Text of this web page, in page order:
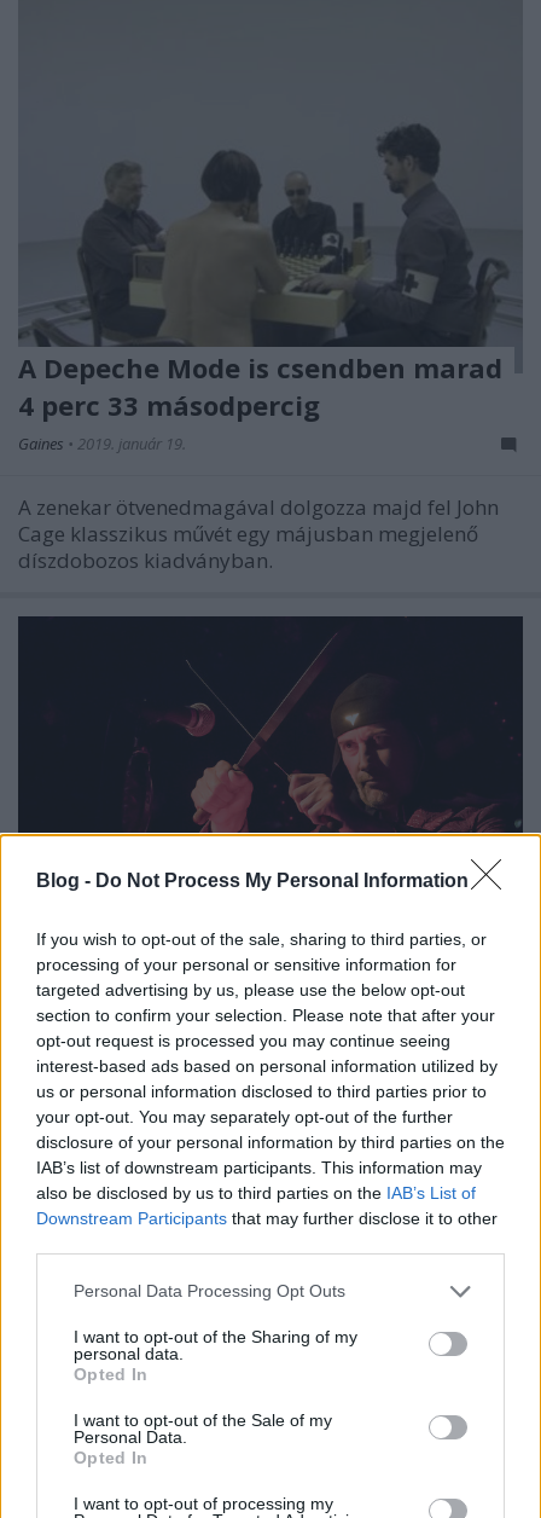
Blog - Do Not Process My Personal Information
If you wish to opt-out of the sale, sharing to third parties, or
processing of your personal or sensitive information for
targeted advertising by us, please use the below opt-out
section to confirm your selection. Please note that after your
opt-out request is processed you may continue seeing
interest-based ads based on personal information utilized by
us or personal information disclosed to third parties prior to
your opt-out. You may separately opt-out of the further
disclosure of your personal information by third parties on the
IAB’s list of downstream participants. This information may
also be disclosed by us to third parties on the IAB’s List of
Downstream Participants that may further disclose it to other
Please note that this website/app uses one or more Google
not limited to your visit or usage behaviour. You may click to
grant or deny consent to Google and its third-party tags to
use your data for below specified purposes in below Google
consent section.
Personal Data Processing Opt Outs
I want to opt-out of the Sharing of my
personal data.
Opted In
I want to opt-out of the Sale of my
Personal Data.
Opted In
I want to opt-out of processing my
A Depeche Mode is csendben marad
4 perc 33 másodpercig
Gaines • 2019. január 19.
A zenekar ötvenedmagával dolgozza majd fel John
Cage klasszikus művét egy májusban megjelenő
díszdobozos kiadványban.
Kortárs ipari színház – Laibach az
A38-on (fotógaléria)
rerecorder•2017. november 16.
Az 1980-ban alakult Laibach, amellett, hogy mindig
megmaradt egyedi, semmihez nem hasonlítható
kívülállónak, számtalan különböző zenei korszakon
haladt át az évtizedek alatt: volt zajos ős-indusztriál,
a Macbeth albumon kiteljesedő monumentális
nagyzenekari darabok szólnak, vagy éppen pulzáló,